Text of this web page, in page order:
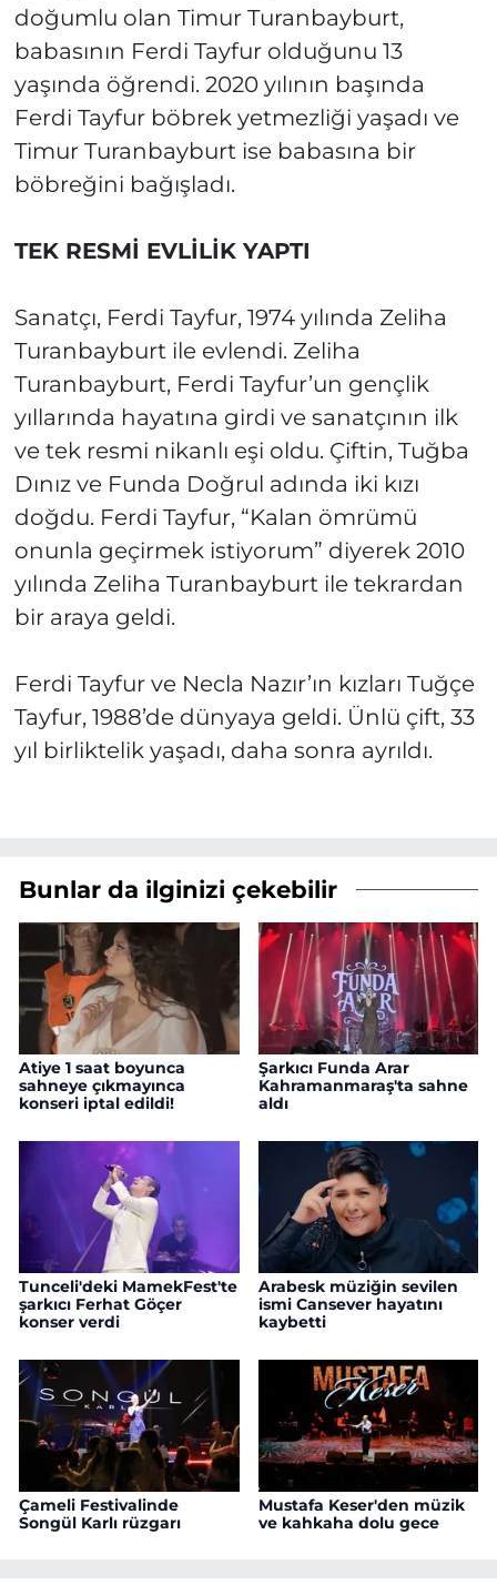
doğumlu olan Timur Turanbayburt,
babasının Ferdi Tayfur olduğunu 13
yaşında öğrendi. 2020 yılının başında
Ferdi Tayfur böbrek yetmezliği yaşadı ve
Timur Turanbayburt ise babasına bir
böbreğini bağışladı.
TEK RESMİ EVLİLİK YAPTI
Sanatçı, Ferdi Tayfur, 1974 yılında Zeliha
Turanbayburt ile evlendi. Zeliha
Turanbayburt, Ferdi Tayfur’un gençlik
yıllarında hayatına girdi ve sanatçının ilk
ve tek resmi nikanlı eşi oldu. Çiftin, Tuğba
Dınız ve Funda Doğrul adında iki kızı
doğdu. Ferdi Tayfur, “Kalan ömrümü
onunla geçirmek istiyorum” diyerek 2010
yılında Zeliha Turanbayburt ile tekrardan
bir araya geldi.
Ferdi Tayfur ve Necla Nazır’ın kızları Tuğçe
Tayfur, 1988’de dünyaya geldi. Ünlü çift, 33
yıl birliktelik yaşadı, daha sonra ayrıldı.
Bunlar da ilginizi çekebilir
Atiye 1 saat boyunca
sahneye çıkmayınca
konseri iptal edildi!
Şarkıcı Funda Arar
Kahramanmaraş'ta sahne
aldı
Tunceli'deki MamekFest'te
şarkıcı Ferhat Göçer
konser verdi
Arabesk müziğin sevilen
ismi Cansever hayatını
kaybetti
Çameli Festivalinde
Songül Karlı rüzgarı
Mustafa Keser'den müzik
ve kahkaha dolu gece